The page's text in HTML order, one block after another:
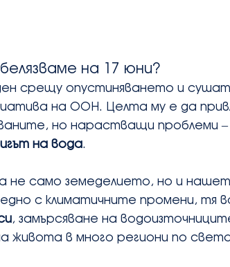
на 17 юни?
срещу опустиняването и
на ООН. Целта му е да
но нарастващи проблеми –
на вода.
не само земеделието, но и
с климатичните промени, тя
, замърсяване на
живота в много региони по света